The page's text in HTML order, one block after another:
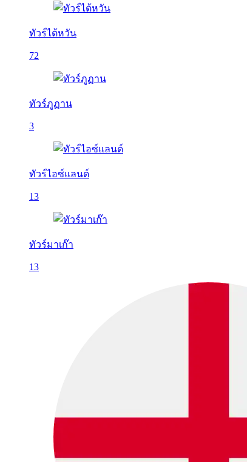
ทัวร์ไต้หวัน
72
ทัวร์ภูฏาน
3
ทัวร์ไอซ์แลนด์
13
ทัวร์มาเก๊า
13